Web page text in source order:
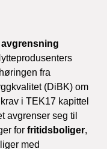
fra
(DiBK) om
i TEK17 kapittel
avgrenser seg til
for fritidsboliger,
med